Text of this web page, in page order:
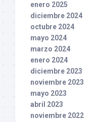
enero 2025
diciembre 2024
octubre 2024
mayo 2024
marzo 2024
enero 2024
diciembre 2023
noviembre 2023
mayo 2023
abril 2023
noviembre 2022